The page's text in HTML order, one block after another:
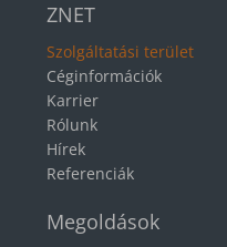
ZNET
Szolgáltatási terület
Céginformációk
Karrier
Rólunk
Hírek
Referenciák
Megoldások